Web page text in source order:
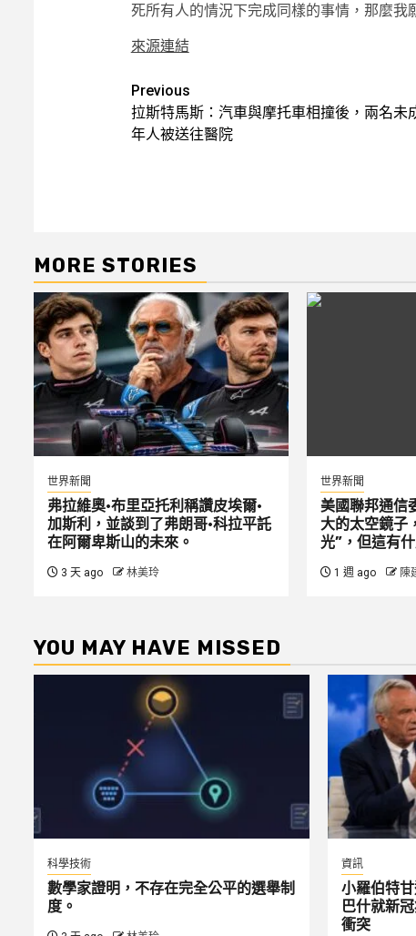
死所有人的情況下完成同樣的事情，那麼我
來源連結
Post
navigation
Previous
拉斯特馬斯：汽車與摩托車相撞後，兩名未
年人被送往醫院
MORE STORIES
世界新聞
弗拉維奧·布里亞托利稱讚皮埃爾·
加斯利，並談到了弗朗哥·科拉平託
在阿爾卑斯山的未來。
3 天 ago 林美玲
世界新聞
美國聯邦通信
大的太空鏡子
光”，但這有
1 週 ago 陳
YOU MAY HAVE MISSED
科學技術
數學家證明，不存在完全公平的選舉制
度。
資訊
小羅伯特
巴什就新
衝突